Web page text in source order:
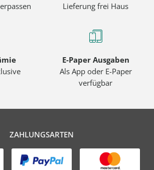
Lieferung frei Haus
E-Paper Ausgaben
Als App oder E-Paper
verfügbar
ZAHLUNGSARTEN